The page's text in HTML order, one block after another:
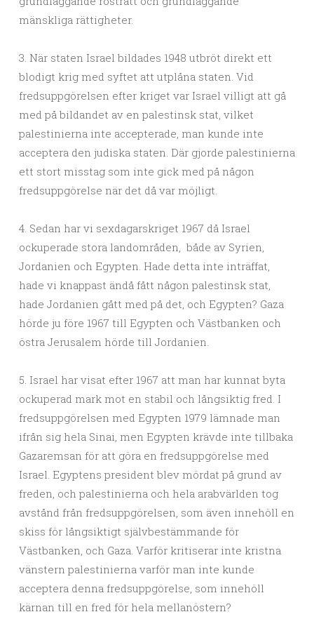
mänskliga rättigheter.
3. När staten Israel bildades 1948 utbröt direkt ett
blodigt krig med syftet att utplåna staten. Vid
fredsuppgörelsen efter kriget var Israel villigt att gå
med på bildandet av en palestinsk stat, vilket
palestinierna inte accepterade, man kunde inte
acceptera den judiska staten. Där gjorde palestinierna
ett stort misstag som inte gick med på någon
fredsuppgörelse när det då var möjligt.
4. Sedan har vi sexdagarskriget 1967 då Israel
ockuperade stora landområden, både av Syrien,
Jordanien och Egypten. Hade detta inte inträffat,
hade vi knappast ändå fått någon palestinsk stat,
hade Jordanien gått med på det, och Egypten? Gaza
hörde ju före 1967 till Egypten och Västbanken och
östra Jerusalem hörde till Jordanien.
5. Israel har visat efter 1967 att man har kunnat byta
ockuperad mark mot en stabil och långsiktig fred. I
fredsuppgörelsen med Egypten 1979 lämnade man
ifrån sig hela Sinai, men Egypten krävde inte tillbaka
Gazaremsan för att göra en fredsuppgörelse med
Israel. Egyptens president blev mördat på grund av
freden, och palestinierna och hela arabvärlden tog
avstånd från fredsuppgörelsen, som även innehöll en
skiss för långsiktigt självbestämmande för
Västbanken, och Gaza. Varför kritiserar inte kristna
vänstern palestinierna varför man inte kunde
acceptera denna fredsuppgörelse, som innehöll
kärnan till en fred för hela mellanöstern?